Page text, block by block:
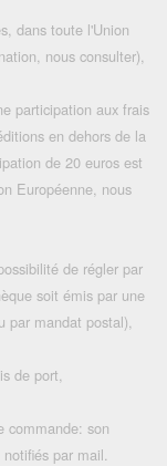
dans toute l'Union
nous consulter),
participation aux frais
en dehors de la
de 20 euros est
Européenne, nous
de régler par
soit émis par une
par mandat postal),
de port,
commande: son
par mail.